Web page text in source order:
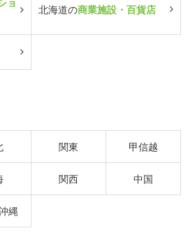
北海道の商業施設・百貨店
関東 甲信越
関西 中国
縄